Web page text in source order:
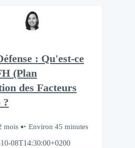
: Qu'est-ce
(Plan
des Facteurs
?
mois
Environ 45 minutes
08T14:30:00+0200